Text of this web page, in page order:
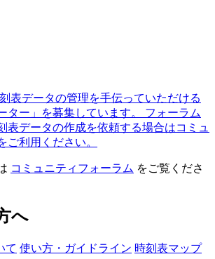
表データの管理を手伝っていただける
ター」を募集しています。
フォーラム
表データの作成を依頼する場合はコミュ
ご利用ください。
コミュニティフォーラム をご覧くださ
へ
て 使い方・ガイドライン 時刻表マップ